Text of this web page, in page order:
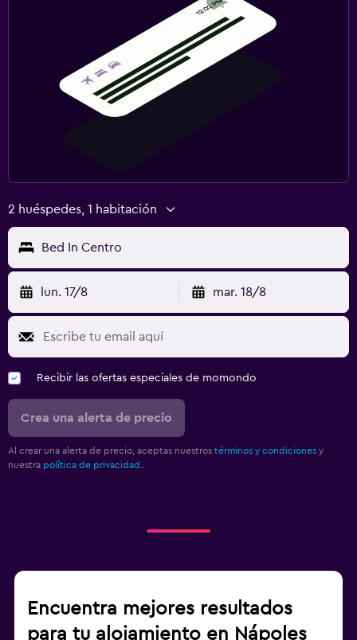
2 huéspedes, 1 habitación
Bed In Centro
lun. 17/8 mar. 18/8
Recibir las ofertas especiales de momondo
Crea una alerta de precio
Al crear una alerta de precio, aceptas nuestros términos y condiciones y
nuestra política de privacidad.
Encuentra mejores resultados
para tu alojamiento en Nápoles